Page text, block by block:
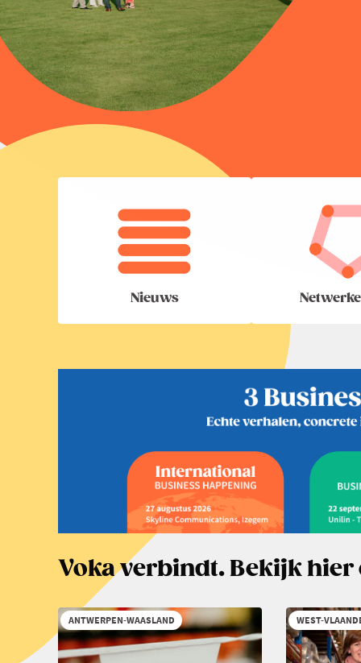
Nieuws
Voka verbindt. Bekijk hier
ANTWERPEN-WAASLAND WEST-